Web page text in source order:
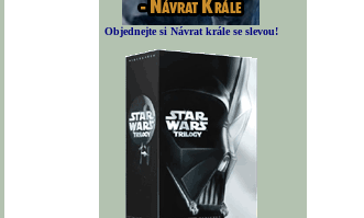
Objednejte si Návrat krále se slevou!